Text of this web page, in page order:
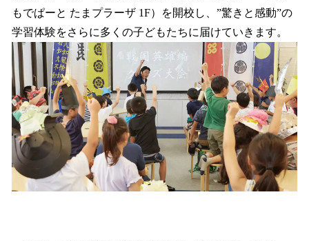
込
み
中
で
す
もでぱーと たまプラーザ 1F）を開校し、”驚きと感動”の
学習体験をさらに多くの子どもたちに届けていきます。